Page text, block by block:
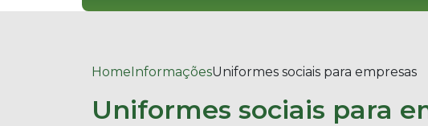
HomeInformaçõesUniformes sociais para empresas
Uniformes sociais para